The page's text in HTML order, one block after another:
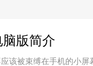
版简介
该被束缚在手机的小